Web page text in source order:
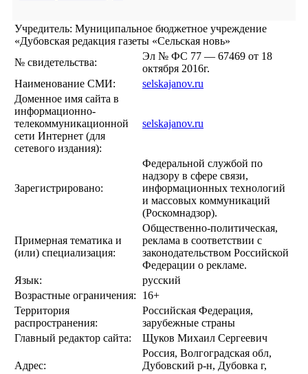
Учредитель: Муниципальное бюджетное учреждение
«Дубовская редакция газеты «Сельская новь»
№ свидетельства:
Эл № ФС 77 — 67469 от 18
октября 2016г.
Наименование СМИ:
selskajanov.ru
Доменное имя сайта в
информационно-
телекоммуникационной
сети Интернет (для
сетевого издания):
selskajanov.ru
Зарегистрировано:
Федеральной службой по
надзору в сфере связи,
информационных технологий
и массовых коммуникаций
(Роскомнадзор).
Примерная тематика и
(или) специализация:
Общественно-политическая,
реклама в соответствии с
законодательством Российской
Федерации о рекламе.
Язык:
русский
Возрастные ограничения:
16+
Территория
распространения:
Российская Федерация,
зарубежные страны
Главный редактор сайта:
Щуков Михаил Сергеевич
Адрес:
Россия, Волгоградская обл,
Дубовский р-н, Дубовка г,